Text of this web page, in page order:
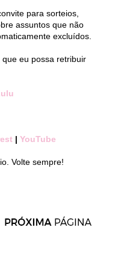
para sorteios,
assuntos que não
excluídos.
eu possa retribuir
| YouTube
Volte sempre!